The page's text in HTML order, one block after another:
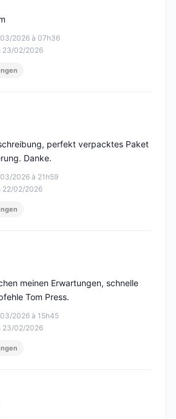
5
2026 à 07h36
23/02/2026
5
2026 à 21h59
22/02/2026
perfekt verpacktes Paket
Danke.
5
2026 à 15h45
23/02/2026
meinen Erwartungen, schnelle
Tom Press.
5